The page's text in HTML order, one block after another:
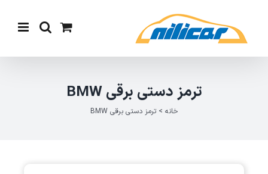
content
ترمز دستی برقی BMW
خانه >ترمز دستی برقی BMW